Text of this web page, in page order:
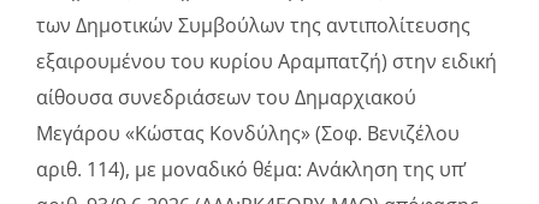
των Δημοτικών Συμβούλων της αντιπολίτευσης
εξαιρουμένου του κυρίου Αραμπατζή) στην ειδική
αίθουσα συνεδριάσεων του Δημαρχιακού
Μεγάρου «Κώστας Κονδύλης» (Σοφ. Βενιζέλου
αριθ. 114), με μοναδικό θέμα: Ανάκληση της υπ’